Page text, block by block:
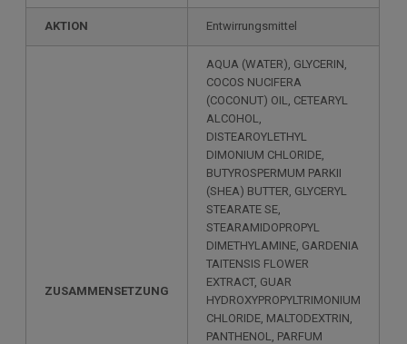
AKTION Entwirrungsmittel
ZUSAMMENSETZUNG
AQUA (WATER), GLYCERIN,
COCOS NUCIFERA
(COCONUT) OIL, CETEARYL
ALCOHOL,
DISTEAROYLETHYL
DIMONIUM CHLORIDE,
BUTYROSPERMUM PARKII
(SHEA) BUTTER, GLYCERYL
STEARATE SE,
STEARAMIDOPROPYL
DIMETHYLAMINE, GARDENIA
TAITENSIS FLOWER
EXTRACT, GUAR
HYDROXYPROPYLTRIMONIUM
CHLORIDE, MALTODEXTRIN,
PANTHENOL, PARFUM